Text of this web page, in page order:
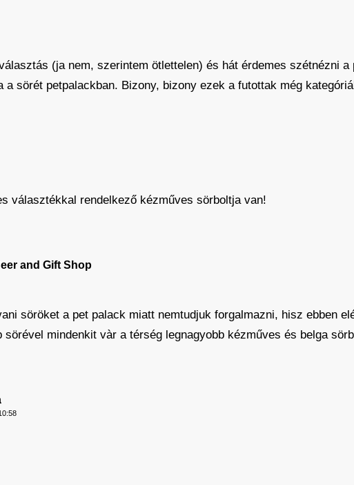
(ja nem, szerintem ötlettelen) és hát érdemes szétnézni
a sörét petpalackban. Bizony, bizony ezek a futottak még
választékkal rendelkező kézműves sörboltja van!
and Gift Shop
söröket a pet palack miatt nemtudjuk forgalmazni, hisz ebben
sörével mindenkit vàr a térség legnagyobb kézműves és belga